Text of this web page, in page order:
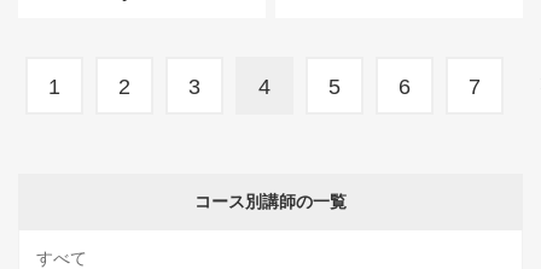
1 2 3 4 5 6 7
コース別講師の一覧
すべて